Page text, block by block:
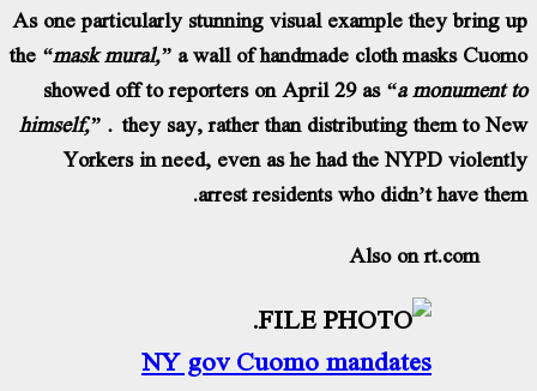
As one particularly stunning visual example they bring
the“mask mural,”a wall of handmade cloth masks
showed off to reporters on April 29 as“a monument
himself,”they say, rather than distributing them to
Yorkers in need, even as he had the NYPD
arrest residents who didn’t have
Also on rt.com
NY gov Cuomo mandates